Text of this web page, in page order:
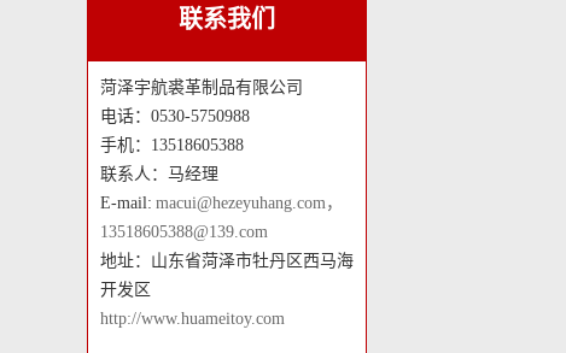
联系我们
菏泽宇航裘革制品有限公司
电话：0530-5750988
手机：13518605388
联系人：马经理
E-mail: macui@hezeyuhang.com，
13518605388@139.com
地址：山东省菏泽市牡丹区西马海
开发区
http://www.huameitoy.com